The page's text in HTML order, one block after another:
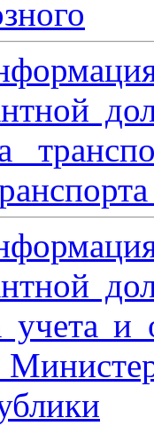
учета и